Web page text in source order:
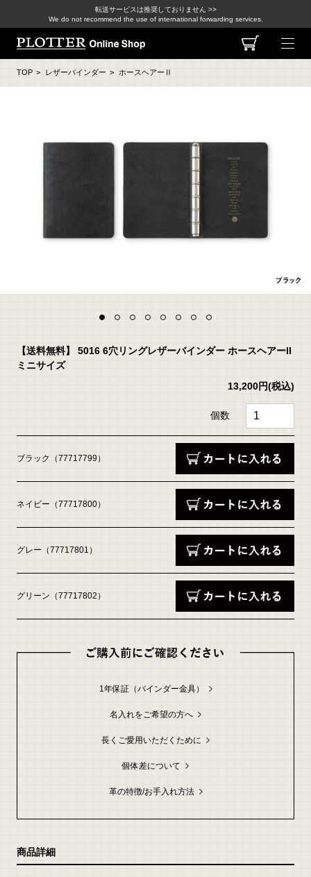
転送サービスは推奨しておりません >>
We do not recommend the use of international forwarding services.
TOP > レザーバインダー > ホースヘアーⅡ
【送料無料】 5016 6穴リングレザーバインダー ホースヘアーII
ミニサイズ
13,200円(税込)
個数
ブラック（77717799）
ネイビー（77717800）
グレー（77717801）
グリーン（77717802）
に
1年保証（バインダー金具）
名入れをご希望の方へ
長くご愛用いただくために
個体差について
革の特徴/お手入れ方法
商品詳細